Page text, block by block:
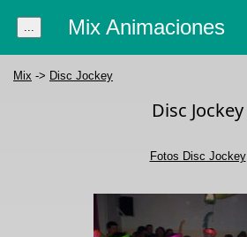
... Mix Animaciones
Mix -> Disc Jockey
Disc Jockey
Fotos Disc Jockey